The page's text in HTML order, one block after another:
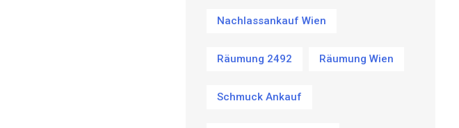
Nachlassankauf Wien
Räumung 2492 Räumung Wien
Schmuck Ankauf